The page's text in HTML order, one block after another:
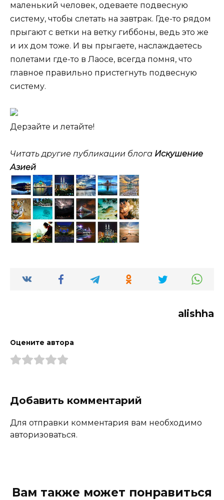
маленький человек, одеваете подвесную
систему, чтобы слетать на завтрак. Где-то рядом
прыгают с ветки на ветку гиббоны, ведь это же
и их дом тоже. И вы прыгаете, наслаждаетесь
полетами где-то в Лаосе, всегда помня, что
главное правильно пристегнуть подвесную
систему.
Дерзайте и летайте!
Читать другие публикации блога Искушение
Азией
alishha
Оцените автора
Добавить комментарий
Для отправки комментария вам необходимо
авторизоваться.
Вам также может понравиться